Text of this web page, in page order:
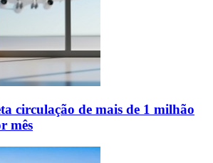
circulação de mais de 1 milhão
mês